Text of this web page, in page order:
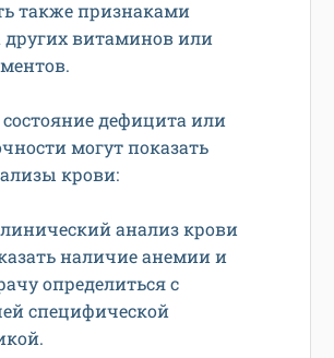
также признаками
других витаминов или
дефицита или
могут показать
крови:
анализ крови
наличие анемии и
определиться с
специфической